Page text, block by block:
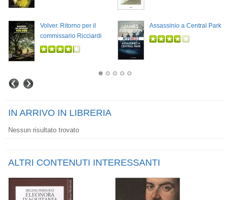
Volver. Ritorno per il
commissario Ricciardi
Assassinio a Central Park
IN ARRIVO IN LIBRERIA
Nessun risultato trovato
ALTRI CONTENUTI INTERESSANTI